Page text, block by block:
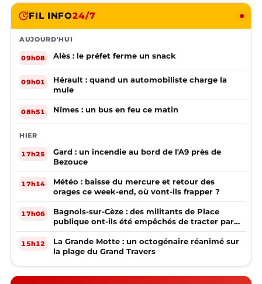
FIL INFO24/7
AUJOURD'HUI
09h08 Alès : le préfet ferme un snack
09h01
Hérault : quand un automobiliste charge la
mule
08h51 Nîmes : un bus en feu ce matin
HIER
17h25
Gard : un incendie au bord de l'A9 près de
Bezouce
17h14
Météo : baisse du mercure et retour des
orages ce week-end, où vont-ils frapper ?
17h06
Bagnols-sur-Cèze : des militants de Place
publique ont-ils été empêchés de tracter par
la mairie ?
15h12
La Grande Motte : un octogénaire réanimé sur
la plage du Grand Travers